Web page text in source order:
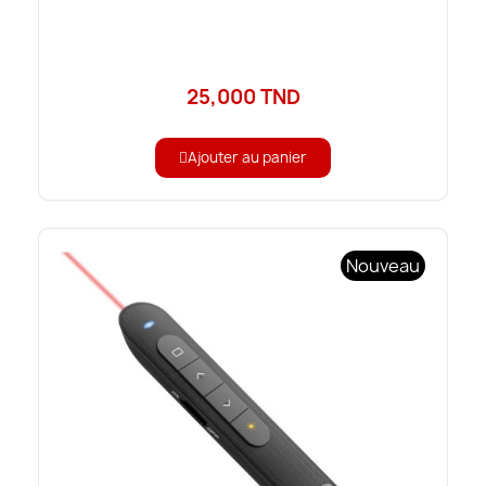
25,000 TND
Ajouter au panier
Nouveau